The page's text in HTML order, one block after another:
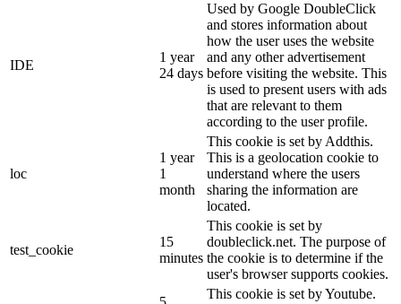
IDE
1 year
24 days
Used by Google DoubleClick
and stores information about
how the user uses the website
and any other advertisement
before visiting the website. This
is used to present users with ads
that are relevant to them
according to the user profile.
loc
1 year
1
month
This cookie is set by Addthis.
This is a geolocation cookie to
understand where the users
sharing the information are
located.
test_cookie
15
minutes
This cookie is set by
doubleclick.net. The purpose of
the cookie is to determine if the
user's browser supports cookies.
This cookie is set by Youtube.